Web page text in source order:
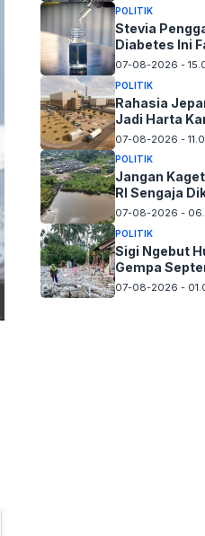
POLITIK
Stevia
Diabetes Ini
07-08-2026 -
POLITIK
Rahasia
Jadi Harta
07-08-2026 -
POLITIK
Jangan
RI Sengaja
07-08-2026 -
POLITIK
Sigi Ngebut
Gempa
07-08-2026 -